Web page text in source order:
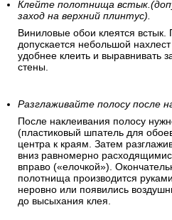
Клейте полотнища
заход на верхний плинтус).
Виниловые обои клеятся встык.
допускается небольшой
удобнее клеить и выравнивать
стены.
Разглаживайте полосу после
После наклеивания полосу
(пластиковый шпатель для
центра к краям. Затем
вниз равномерно
вправо («елочкой»).
полотнища производится
неровно или появились
до высыхания клея.